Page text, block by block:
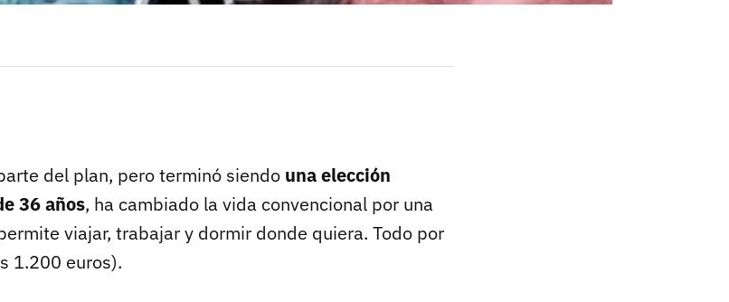
del plan, pero terminó siendo una elección
36 años, ha cambiado la vida convencional por una
viajar, trabajar y dormir donde quiera. Todo por
1.200 euros).